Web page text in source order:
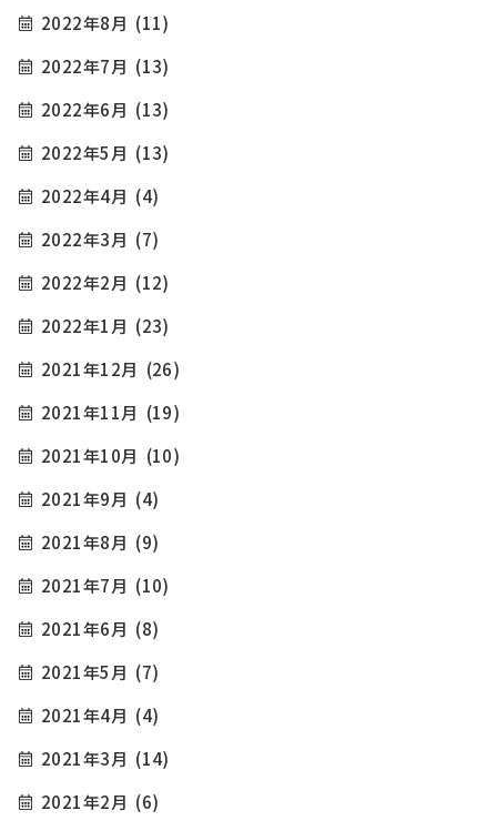
2022年8月 (11)
2022年7月 (13)
2022年6月 (13)
2022年5月 (13)
2022年4月 (4)
2022年3月 (7)
2022年2月 (12)
2022年1月 (23)
2021年12月 (26)
2021年11月 (19)
2021年10月 (10)
2021年9月 (4)
2021年8月 (9)
2021年7月 (10)
2021年6月 (8)
2021年5月 (7)
2021年4月 (4)
2021年3月 (14)
2021年2月 (6)